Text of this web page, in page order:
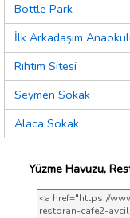
Bottle Park
İlk Arkadaşım
Rıhtım Sitesi
Seymen Sokak
Alaca Sokak
Yüzme Havuzu,